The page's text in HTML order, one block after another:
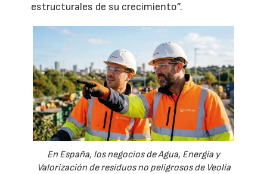
estructurales de su crecimiento”.
En España, los negocios de Agua, Energía y
Valorización de residuos no peligrosos de Veolia